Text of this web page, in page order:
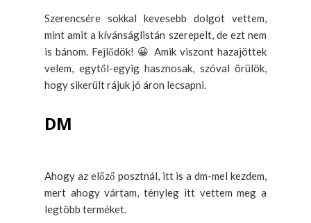
Szerencsére sokkal kevesebb dolgot vettem,
mint amit a kívánságlistán szerepelt, de ezt nem
is bánom. Fejlődök! 😀 Amik viszont hazajöttek
velem, egytől-egyig hasznosak, szóval örülök,
hogy sikerült rájuk jó áron lecsapni.
DM
Ahogy az előző posztnál, itt is a dm-mel kezdem,
mert ahogy vártam, tényleg itt vettem meg a
legtöbb terméket.